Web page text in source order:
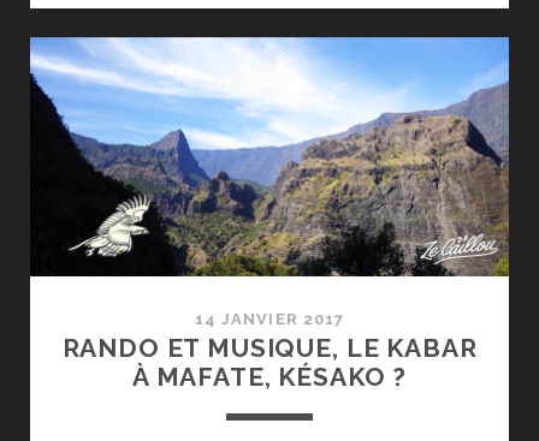
OBSERVATION
CÉTACÉS
À
LA
RÉUNION
14 JANVIER 2017
RANDO ET MUSIQUE, LE KABAR
À MAFATE, KÉSAKO ?